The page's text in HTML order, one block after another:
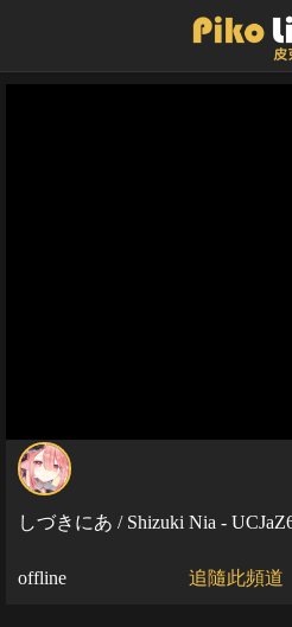
しづきにあ / Shizuki Nia -
offline 追隨此頻道